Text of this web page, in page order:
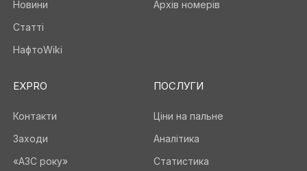
Новини
Статті
НафтоWiki
Архів номерів
EXPRO
Контакти
Заходи
«АЗС року»
ПОСЛУГИ
Ціни на пальне
Аналітика
Статистика